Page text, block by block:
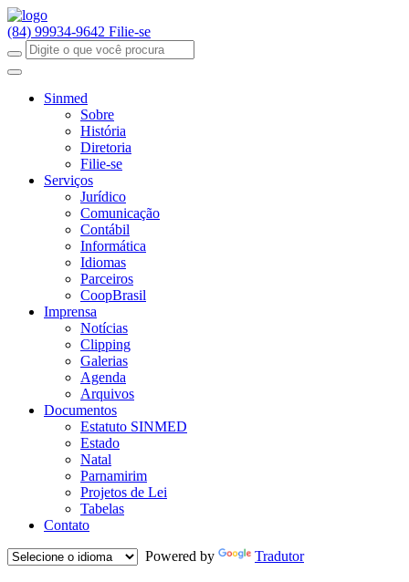
(84) 99934-9642 Filie-se
Sinmed
Sobre
História
Diretoria
Filie-se
Serviços
Jurídico
Comunicação
Contábil
Informática
Idiomas
Parceiros
CoopBrasil
Imprensa
Notícias
Clipping
Galerias
Agenda
Arquivos
Documentos
Estatuto SINMED
Estado
Natal
Parnamirim
Projetos de Lei
Tabelas
Contato
Powered by
Tradutor